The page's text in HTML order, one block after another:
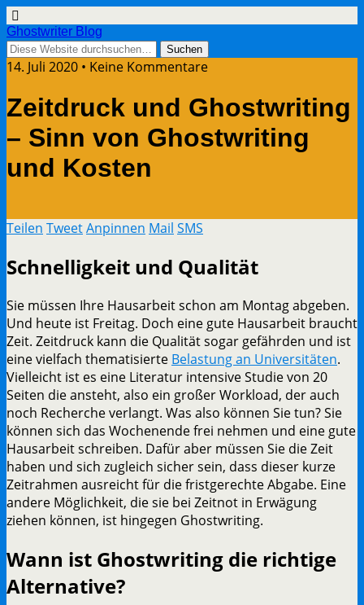
Ghostwriter Blog
14. Juli 2020 • Keine Kommentare
Zeitdruck und Ghostwriting
– Sinn von Ghostwriting
und Kosten
Teilen TweetAnpinnen Mail SMS
Schnelligkeit und Qualität
Sie müssen Ihre Hausarbeit schon am Montag abgeben.
Und heute ist Freitag. Doch eine gute Hausarbeit braucht
Zeit. Zeitdruck kann die Qualität sogar gefährden und ist
eine vielfach thematisierte Belastung an Universitäten.
Vielleicht ist es eine Literatur intensive Studie von 20
Seiten die ansteht, also ein großer Workload, der auch
noch Recherche verlangt. Was also können Sie tun? Sie
können sich das Wochenende frei nehmen und eine gute
Hausarbeit schreiben. Dafür aber müssen Sie die Zeit
haben und sich zugleich sicher sein, dass dieser kurze
Zeitrahmen ausreicht für die fristgerechte Abgabe. Eine
andere Möglichkeit, die sie bei Zeitnot in Erwägung
ziehen können, ist hingegen Ghostwriting.
Wann ist Ghostwriting die richtige
Alternative?